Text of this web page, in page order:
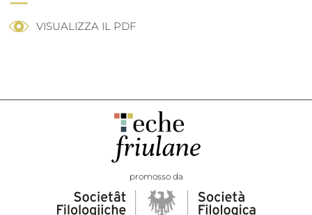
VISUALIZZA IL PDF
promosso da